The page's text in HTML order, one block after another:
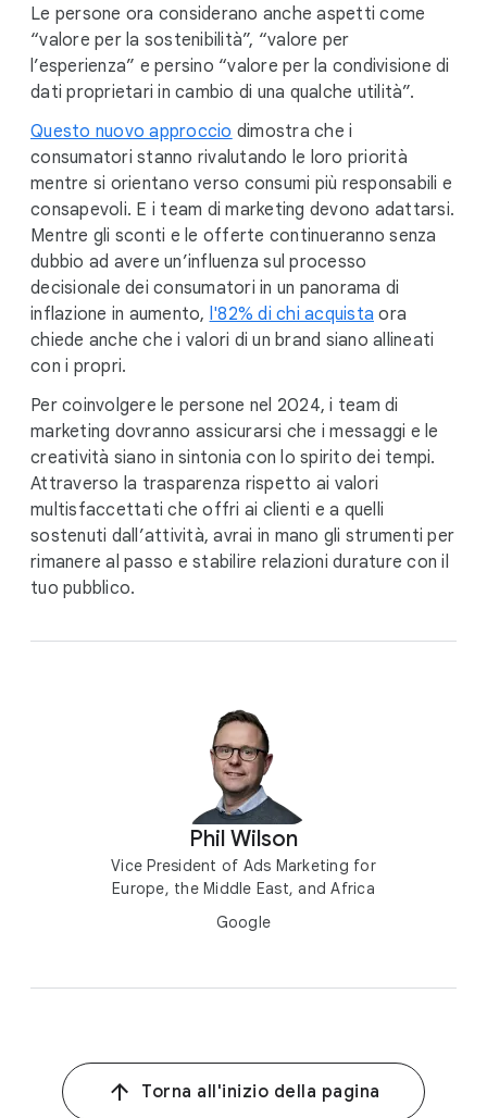
Le persone ora considerano anche aspetti come
“valore per la sostenibilità”, “valore per
l’esperienza” e persino “valore per la condivisione di
dati proprietari in cambio di una qualche utilità”.
Questo nuovo approccio dimostra che i
consumatori stanno rivalutando le loro priorità
mentre si orientano verso consumi più responsabili e
consapevoli. E i team di marketing devono adattarsi.
Mentre gli sconti e le offerte continueranno senza
dubbio ad avere un’influenza sul processo
decisionale dei consumatori in un panorama di
inflazione in aumento, l'82% di chi acquista ora
chiede anche che i valori di un brand siano allineati
con i propri.
Per coinvolgere le persone nel 2024, i team di
marketing dovranno assicurarsi che i messaggi e le
creatività siano in sintonia con lo spirito dei tempi.
Attraverso la trasparenza rispetto ai valori
multisfaccettati che offri ai clienti e a quelli
sostenuti dall’attività, avrai in mano gli strumenti per
rimanere al passo e stabilire relazioni durature con il
tuo pubblico.
Phil Wilson
Vice President of Ads Marketing for
Europe, the Middle East, and Africa
Google
Torna all'inizio della pagina